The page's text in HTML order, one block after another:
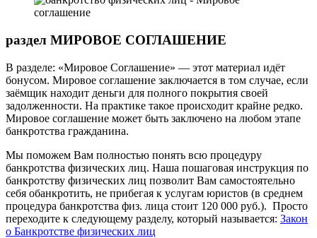
раздел МИРОВОЕ СОГЛАШЕНИЕ
В разделе: «Мировое Соглашение» — этот материал идёт
бонусом. Мировое соглашение заключается в том случае, если
заёмщик находит деньги для полного покрытия своей
задолженности. На практике такое происходит крайне редко.
Мировое соглашение может быть заключено на любом этапе
банкротства гражданина.
Мы поможем Вам полностью понять всю процедуру
банкротства физических лиц. Наша пошаговая инструкция по
банкротству физических лиц позволит Вам самостоятельно
себя обанкротить, не прибегая к услугам юристов (в среднем
процедура банкротства физ. лица стоит 120 000 руб.). Просто
переходите к следующему разделу, который называется: Закон
о Банкротстве физических лиц